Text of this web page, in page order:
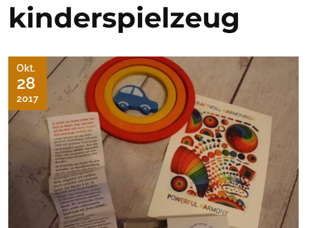
kinderspielzeug
Okt.
28
2017